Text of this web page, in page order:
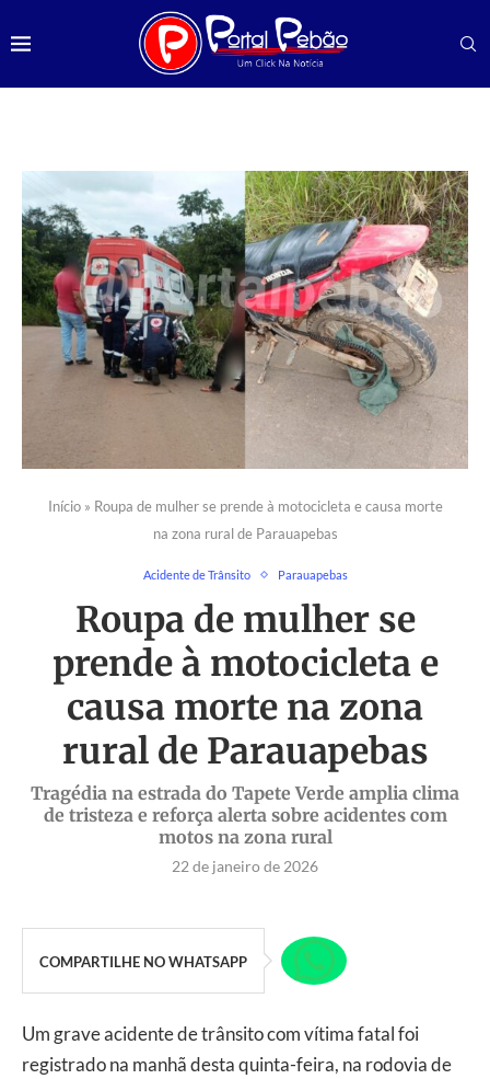
Início» Roupa de mulher se prende à motocicleta e causa morte
na zona rural de Parauapebas
Acidente de Trânsito Parauapebas
Roupa de mulher se
prende à motocicleta e
causa morte na zona
rural de Parauapebas
Tragédia na estrada do Tapete Verde amplia clima
de tristeza e reforça alerta sobre acidentes com
motos na zona rural
22 de janeiro de 2026
COMPARTILHE NO WHATSAPP
Um grave acidente de trânsito com vítima fatal foi
registrado na manhã desta quinta-feira, na rodovia de